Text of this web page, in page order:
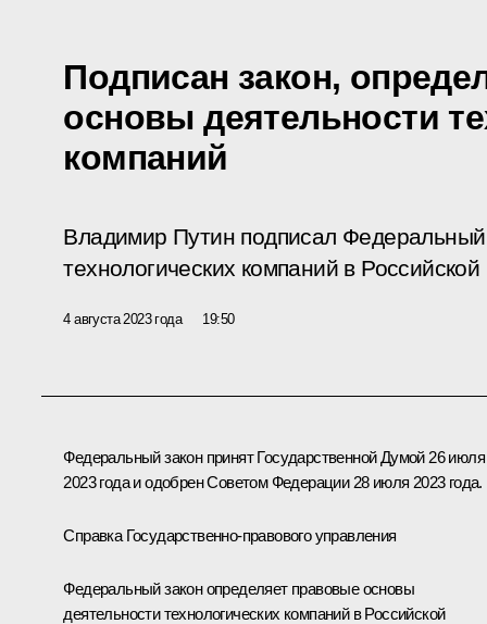
Подписан закон,
основы деятельности
компаний
Владимир Путин подписал
технологических компаний в
4 августа 2023 года 19:50
Федеральный закон принят Государственной Думой 26 июля
2023 года и одобрен Советом Федерации 28 июля 2023 года.
Справка Государственно-правового управления
Федеральный закон определяет правовые основы
деятельности технологических компаний в Российской